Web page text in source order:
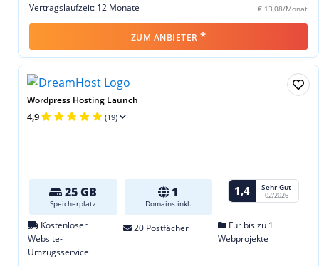
€ 13,08/Monat
Vertragslaufzeit: 12 Monate
ZUM ANBIETER *
Wordpress Hosting Launch
4,9 (19)
25 GB
Speicherplatz
1
Domains inkl.
1,4 Sehr Gut
02/2026
Kostenloser
Website-
Umzugsservice
20 Postfächer
Für bis zu 1
Webprojekte